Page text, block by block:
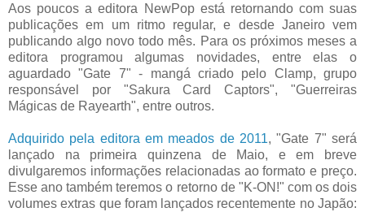
Aos poucos a editora NewPop está retornando com suas
publicações em um ritmo regular, e desde Janeiro vem
publicando algo novo todo mês. Para os próximos meses a
editora programou algumas novidades, entre elas o
aguardado "Gate 7" - mangá criado pelo Clamp, grupo
responsável por "Sakura Card Captors", "Guerreiras
Mágicas de Rayearth", entre outros.
Adquirido pela editora em meados de 2011, "Gate 7" será
lançado na primeira quinzena de Maio, e em breve
divulgaremos informações relacionadas ao formato e preço.
Esse ano também teremos o retorno de "K-ON!" com os dois
volumes extras que foram lançados recentemente no Japão: